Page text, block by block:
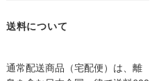
送料について
通常配送商品（宅配便）は、離